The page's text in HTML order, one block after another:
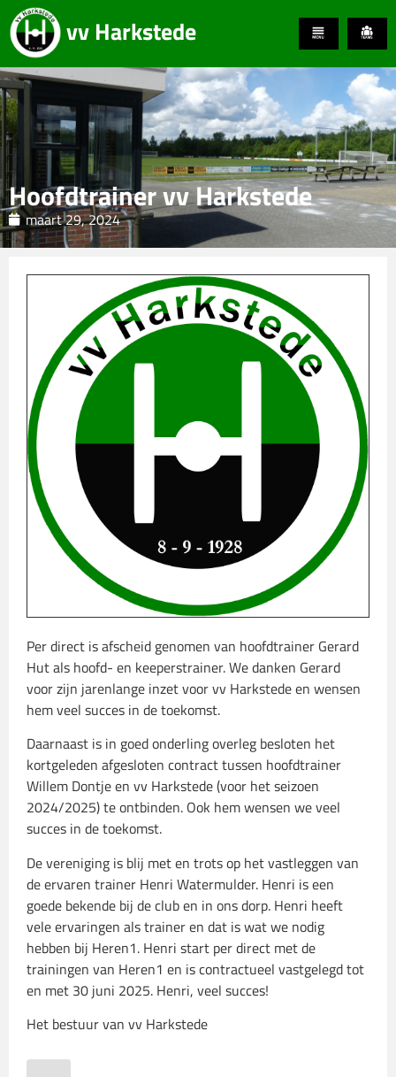
vv Harkstede
Hoofdtrainer vv Harkstede
maart 29, 2024
Per direct is afscheid genomen van hoofdtrainer Gerard
Hut als hoofd- en keeperstrainer. We danken Gerard
voor zijn jarenlange inzet voor vv Harkstede en wensen
hem veel succes in de toekomst.
Daarnaast is in goed onderling overleg besloten het
kortgeleden afgesloten contract tussen hoofdtrainer
Willem Dontje en vv Harkstede (voor het seizoen
2024/2025) te ontbinden. Ook hem wensen we veel
succes in de toekomst.
De vereniging is blij met en trots op het vastleggen van
de ervaren trainer Henri Watermulder. Henri is een
goede bekende bij de club en in ons dorp. Henri heeft
vele ervaringen als trainer en dat is wat we nodig
hebben bij Heren1. Henri start per direct met de
trainingen van Heren1 en is contractueel vastgelegd tot
en met 30 juni 2025. Henri, veel succes!
Het bestuur van vv Harkstede